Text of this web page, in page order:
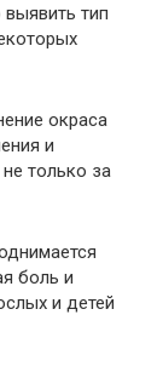
тип
окраса
и
только за
боль и
и детей